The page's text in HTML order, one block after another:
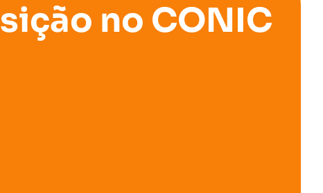
no CONIC